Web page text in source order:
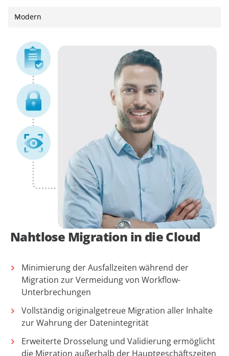
Modern
Nahtlose Migration in die Cloud
Minimierung der Ausfallzeiten während der
Migration zur Vermeidung von Workflow-
Unterbrechungen
Vollständig originalgetreue Migration aller Inhalte
zur Wahrung der Datenintegrität
Erweiterte Drosselung und Validierung ermöglicht
die Migration außerhalb der Hauptgeschäftszeiten